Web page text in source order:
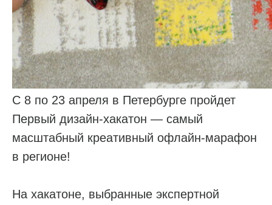
С 8 по 23 апреля в Петербурге пройдет
Первый дизайн-хакатон — самый
масштабный креативный офлайн-марафон
в регионе!
На хакатоне, выбранные экспертной